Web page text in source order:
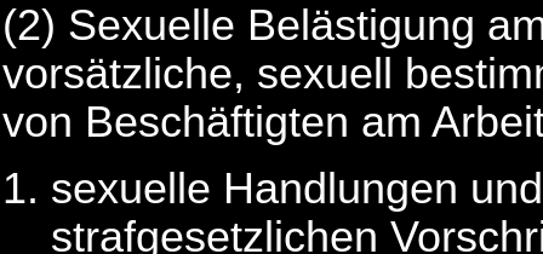
(2) Sexuelle Belästigung
vorsätzliche, sexuell
von Beschäftigten am
sexuelle Handlungen
strafgesetzlichen